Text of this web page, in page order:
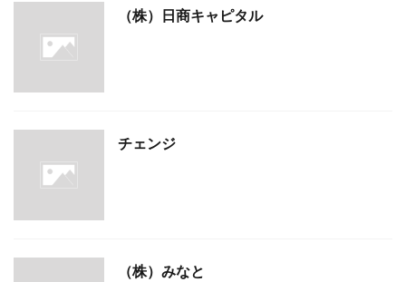
（株）日商キャピタル
チェンジ
（株）みなと